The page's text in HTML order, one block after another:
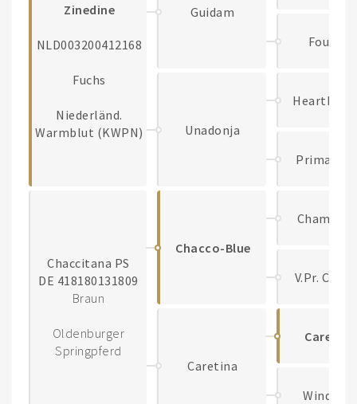
Zinedine
NLD003200412168
Fuchs
Niederländ.
Warmblut (KWPN)
Guidam
Fougere
Unadonja
Prima
Chaccitana PS
DE 418180131809
Braun
Oldenburger
Springpferd
Chacco-Blue
V.Pr.
Caretina
Windina